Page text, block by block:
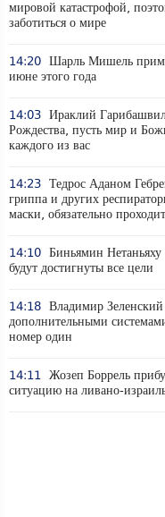
мировой катастрофой,
заботиться о мире
14:20 Шарль Мишель
июне этого года
14:03 Ираклий
Рождества, пусть мир и
каждого из вас
14:23 Тедрос Аданом
гриппа и других
маски, обязательно
14:10 Биньямин
будут достигнуты все цели
14:18 Владимир
дополнительными
номер один
14:11 Жозеп Боррель
ситуацию на ливано-